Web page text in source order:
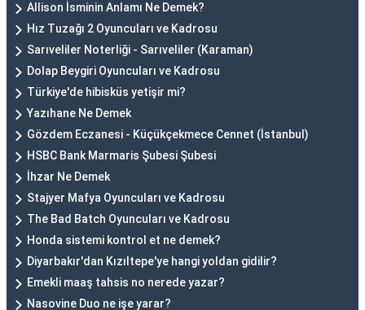
Allison İsminin Anlamı Ne Demek?
Hız Tuzağı 2 Oyuncuları ve Kadrosu
Sarıveliler Noterliği - Sarıveliler (Karaman)
Dolap Beygiri Oyuncuları ve Kadrosu
Türkiye'de hibisküs yetişir mi?
Yazıhane Ne Demek
Gözdem Eczanesi - Küçükçekmece Cennet (İstanbul)
HSBC Bank Marmaris Şubesi Şubesi
İhzar Ne Demek
Stajyer Mafya Oyuncuları ve Kadrosu
The Bad Batch Oyuncuları ve Kadrosu
Honda sistemi kontrol et ne demek?
Diyarbakır'dan Kızıltepe'ye hangi yoldan gidilir?
Emekli maaş tahsis no nerede yazar?
Nasovine Duo ne işe yarar?